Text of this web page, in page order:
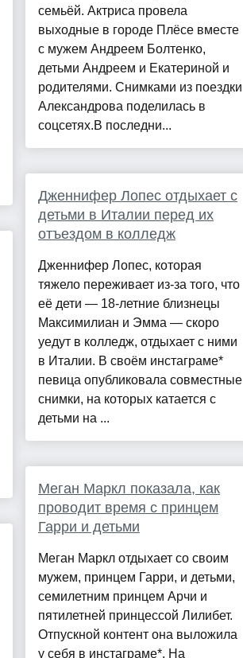
семьёй. Актриса провела
выходные в городе Плёсе вместе
с мужем Андреем Болтенко,
детьми Андреем и Екатериной и
родителями. Снимками из поездки
Александрова поделилась в
соцсетях.В последни...
Дженнифер Лопес отдыхает с
детьми в Италии перед их
отъездом в колледж
Дженнифер Лопес, которая
тяжело переживает из-за того, что
её дети — 18-летние близнецы
Максимилиан и Эмма — скоро
уедут в колледж, отдыхает с ними
в Италии. В своём инстаграме*
певица опубликовала совместные
снимки, на которых катается с
детьми на ...
Меган Маркл показала, как
проводит время с принцем
Гарри и детьми
Меган Маркл отдыхает со своим
мужем, принцем Гарри, и детьми,
семилетним принцем Арчи и
пятилетней принцессой Лилибет.
Отпускной контент она выложила
у себя в инстаграме*. На